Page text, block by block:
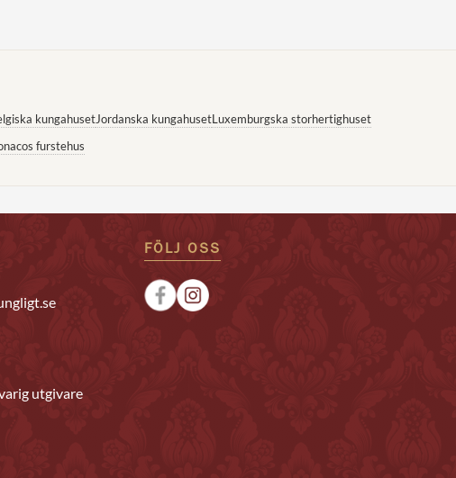
kungahusetJordanska kungahusetLuxemburgska storhertighuset
furstehus
utgivare
FÖLJ OSS